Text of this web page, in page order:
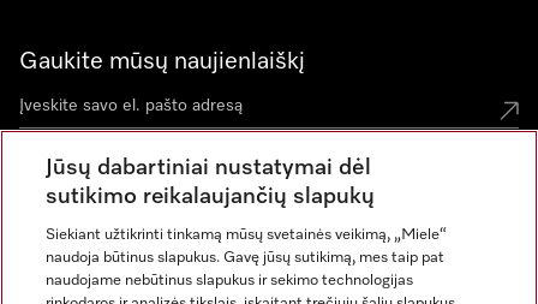
Gaukite mūsų naujienlaiškį
Jūsų dabartiniai nustatymai dėl
sutikimo reikalaujančių slapukų
Siekiant užtikrinti tinkamą mūsų svetainės veikimą, „Miele“
naudoja būtinus slapukus. Gavę jūsų sutikimą, mes taip pat
naudojame nebūtinus slapukus ir sekimo technologijas